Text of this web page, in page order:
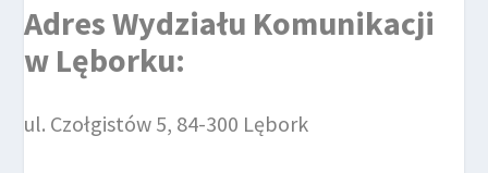
Adres Wydziału Komunikacji
w Lęborku:
ul. Czołgistów 5, 84-300 Lębork